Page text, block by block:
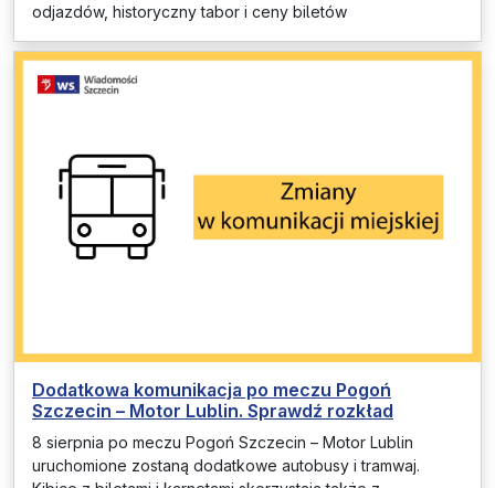
odjazdów, historyczny tabor i ceny biletów
Dodatkowa komunikacja po meczu Pogoń
Szczecin – Motor Lublin. Sprawdź rozkład
8 sierpnia po meczu Pogoń Szczecin – Motor Lublin
uruchomione zostaną dodatkowe autobusy i tramwaj.